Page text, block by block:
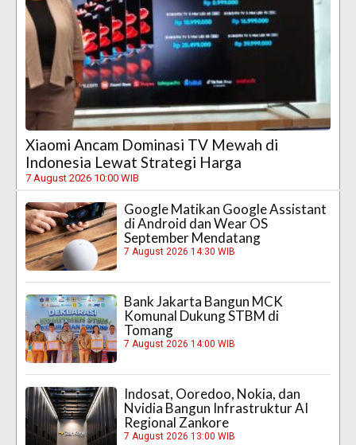
Xiaomi Ancam Dominasi TV Mewah di
Indonesia Lewat Strategi Harga
7 August 2026 10:00 WIB
Google Matikan Google Assistant
di Android dan Wear OS
September Mendatang
7 August 2026 14:30 WIB
Bank Jakarta Bangun MCK
Komunal Dukung STBM di
Tomang
7 August 2026 14:00 WIB
Indosat, Ooredoo, Nokia, dan
Nvidia Bangun Infrastruktur AI
Regional Zankore
7 August 2026 13:00 WIB